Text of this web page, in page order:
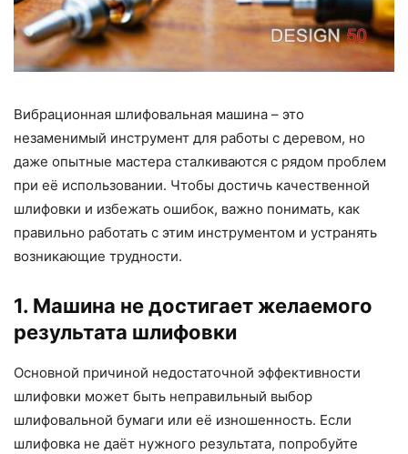
Вибрационная шлифовальная машина – это
незаменимый инструмент для работы с деревом, но
даже опытные мастера сталкиваются с рядом проблем
при её использовании. Чтобы достичь качественной
шлифовки и избежать ошибок, важно понимать, как
правильно работать с этим инструментом и устранять
возникающие трудности.
1. Машина не достигает желаемого
результата шлифовки
Основной причиной недостаточной эффективности
шлифовки может быть неправильный выбор
шлифовальной бумаги или её изношенность. Если
шлифовка не даёт нужного результата, попробуйте